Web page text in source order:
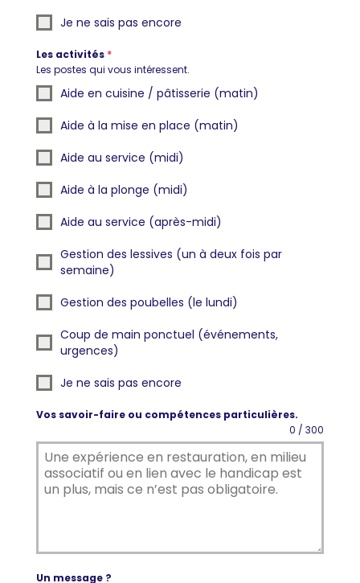
Je ne sais pas encore
Les activités *
Les postes qui vous intéressent.
Aide en cuisine / pâtisserie (matin)
Aide à la mise en place (matin)
Aide au service (midi)
Aide à la plonge (midi)
Aide au service (après-midi)
Gestion des lessives (un à deux fois par
semaine)
Gestion des poubelles (le lundi)
Coup de main ponctuel (événements,
urgences)
Je ne sais pas encore
Vos savoir-faire ou compétences particulières.
0 / 300
Un message ?